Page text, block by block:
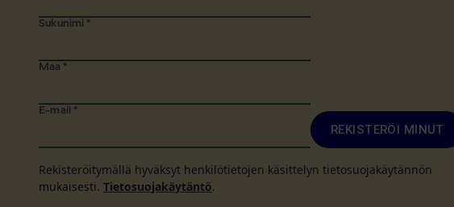
Sukunimi *
Maa *
E-mail *
REKISTERÖI MINUT
Rekisteröitymällä hyväksyt henkilötietojen käsittelyn tietosuojakäytännön
mukaisesti. Tietosuojakäytäntö.